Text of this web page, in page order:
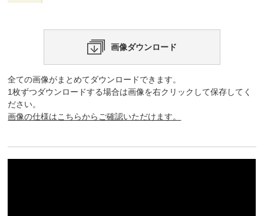
画像ダウンロード
全ての画像がまとめてダウンロードできます。
1枚ずつダウンロードする場合は画像を右クリックして保存してく
ださい。
画像の仕様はこちらからご確認いただけます。